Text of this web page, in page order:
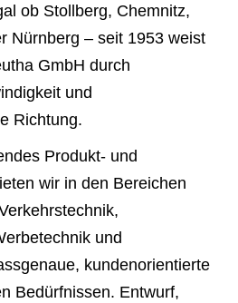
ob Stollberg, Chemnitz,
Nürnberg – seit 1953 weist
GmbH durch
und
Richtung.
Produkt- und
wir in den Bereichen
und
kundenorientierte
Bedürfnissen. Entwurf,